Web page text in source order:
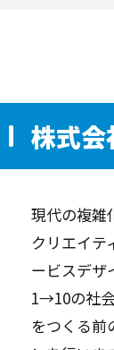
株式会
現代の複雑
クリエイテ
ービスデザ
1→10の社
をつくる前